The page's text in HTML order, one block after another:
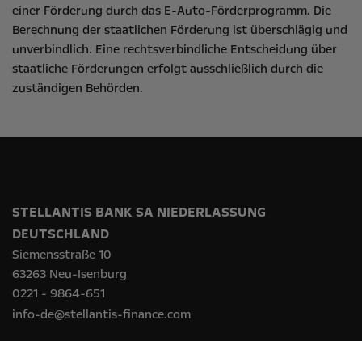
einer Förderung durch das E-Auto-Förderprogramm. Die
Berechnung der staatlichen Förderung ist überschlägig und
unverbindlich. Eine rechtsverbindliche Entscheidung über
staatliche Förderungen erfolgt ausschließlich durch die
zuständigen Behörden.
STELLANTIS BANK SA NIEDERLASSUNG
DEUTSCHLAND
Siemensstraße 10
63263 Neu-Isenburg
0221 - 9864-651
info-de@stellantis-finance.com